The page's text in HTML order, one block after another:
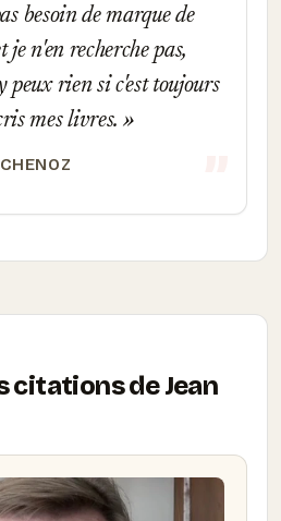
besoin de marque de
je n'en recherche pas,
peux rien si c'est toujours
mes livres.
citations de Jean